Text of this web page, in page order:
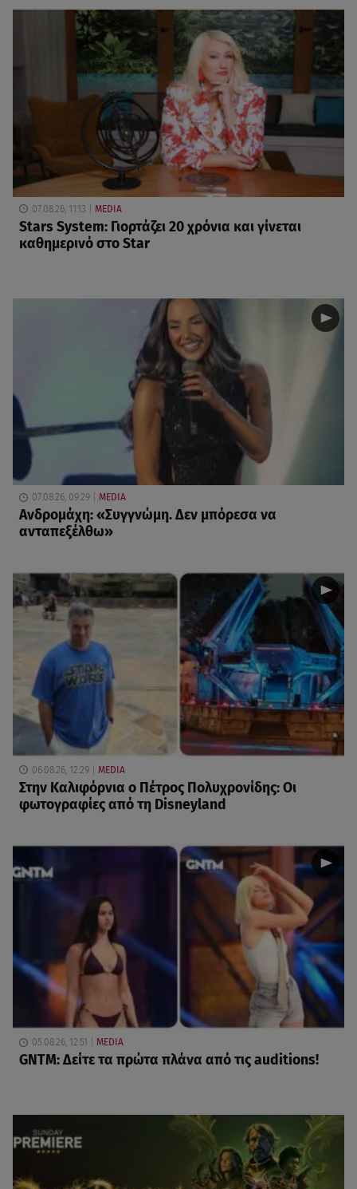
07.08.26, 11:13 MEDIA
Stars System: Γιορτάζει 20 χρόνια και γίνεται
καθημερινό στο Star
07.08.26, 09:29 MEDIA
Ανδρομάχη: «Συγγνώμη. Δεν μπόρεσα να
ανταπεξέλθω»
06.08.26, 12:29 MEDIA
Στην Καλιφόρνια ο Πέτρος Πολυχρονίδης: Οι
φωτογραφίες από τη Disneyland
05.08.26, 12:51 MEDIA
GNTM: Δείτε τα πρώτα πλάνα από τις auditions!